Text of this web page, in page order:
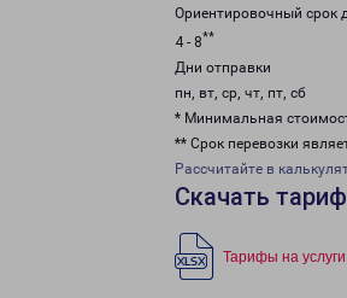
Ориентировочный срок
4 - 8**
Дни отправки
пн, вт, ср, чт, пт, сб
* Минимальная
** Срок перевозки
Рассчитайте в
Скачать
Тарифы на